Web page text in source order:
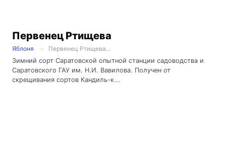
Первенец Ртищева
Яблоня
Первенец Ртищева...
Зимний сорт Саратовской опытной станции садоводства и
Саратовского ГАУ им. Н.И. Вавилова. Получен от
скрещивания сортов Кандиль-к...